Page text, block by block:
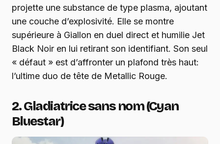
projette une substance de type plasma, ajoutant
une couche d’explosivité. Elle se montre
supérieure à Giallon en duel direct et humilie Jet
Black Noir en lui retirant son identifiant. Son seul
« défaut » est d’affronter un plafond très haut:
l’ultime duo de tête de Metallic Rouge.
2. Gladiatrice sans nom (Cyan
Bluestar)